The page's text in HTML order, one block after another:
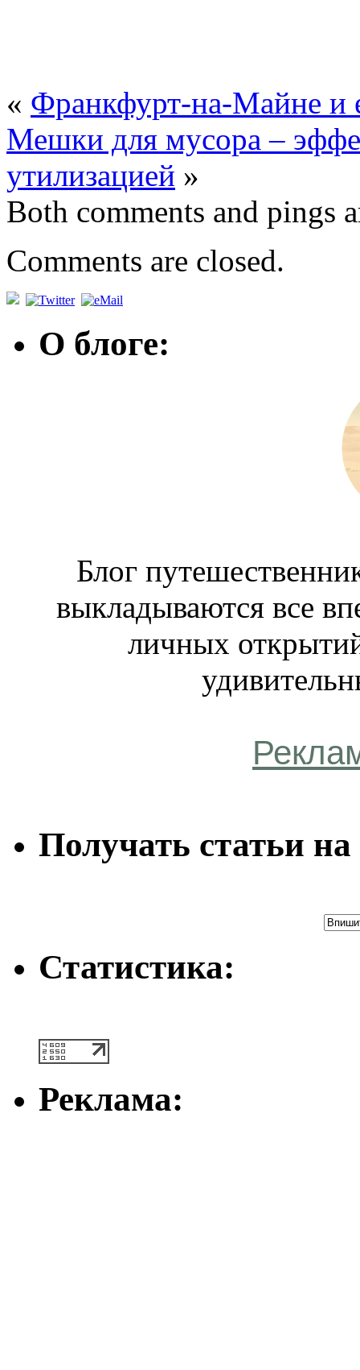
« Франкфурт-на-Майне и
Мешки для мусора –
утилизацией »
Both comments and pings
Comments are closed.
О блоге:
Блог
выкладываются все
личных
Получать статьи
Статистика:
Реклама: